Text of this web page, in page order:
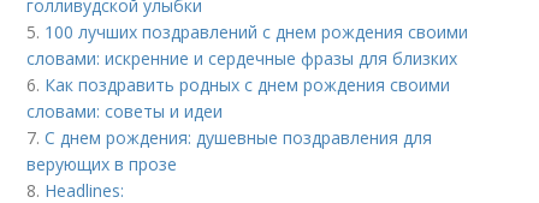
голливудской улыбки
5. 100 лучших поздравлений с днем рождения своими
словами: искренние и сердечные фразы для близких
6. Как поздравить родных с днем рождения своими
словами: советы и идеи
7.С днем рождения: душевные поздравления для
верующих в прозе
8. Headlines: